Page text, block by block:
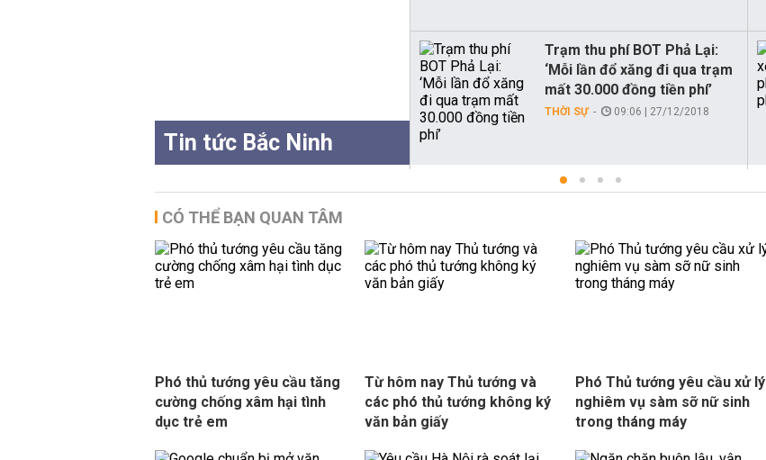
Tin tức Bắc Ninh
Trạm thu phí BOT Phả Lại:
‘Mỗi lần đổ xăng đi qua trạm
mất 30.000 đồng tiền phí’
THỜI SỰ 09:06 | 27/12/2018
CÓ THỂ BẠN QUAN TÂM
Phó thủ tướng yêu cầu tăng
cường chống xâm hại tình
dục trẻ em
Từ hôm nay Thủ tướng và
các phó thủ tướng không ký
văn bản giấy
Phó Thủ tướng yêu cầu xử lý
nghiêm vụ sàm sỡ nữ sinh
trong tháng máy